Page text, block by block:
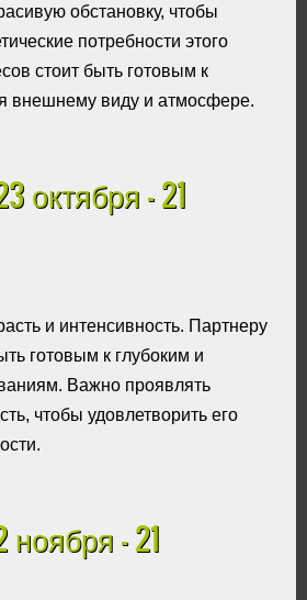
обстановку, чтобы
потребности этого
стоит быть готовым к
внешнему виду и атмосфере.
октября - 21
и интенсивность. Партнеру
готовым к глубоким и
Важно проявлять
чтобы удовлетворить его
- 21